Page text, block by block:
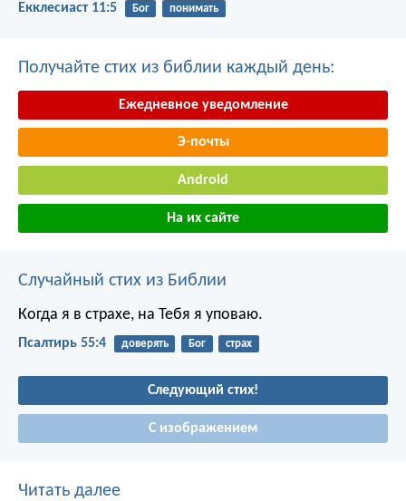
Екклесиаст 11:5 Бог понимать
Получайте стих из библии каждый день:
Ежедневное уведомление
Э-почты
Android
На их сайте
Случайный стих из Библии
Когда я в страхе, на Тебя я уповаю.
Псалтирь 55:4 доверять Бог страх
Следующий стих!
С изображением
Читать далее